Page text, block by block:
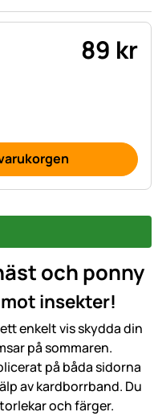
89 kr
och ponny
insekter!
enkelt vis skydda din
på sommaren.
på båda sidorna
av kardborrband. Du
och färger.